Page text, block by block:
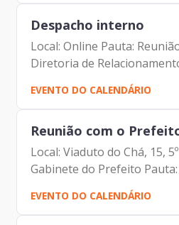
Presidência da...
Despacho interno
Local: Online Pauta:
Diretoria de
Padovan Forbes (
Tomiatto de Oliveira...
EVENTO DO CALENDÁRIO
Reunião com o
Local: Viaduto do Chá, 15,
Gabinete do Prefeito
projeto do prédio dos
SGM, SECOM, SMSU,
Prefeito, ADE SAMPA, SP...
EVENTO DO CALENDÁRIO